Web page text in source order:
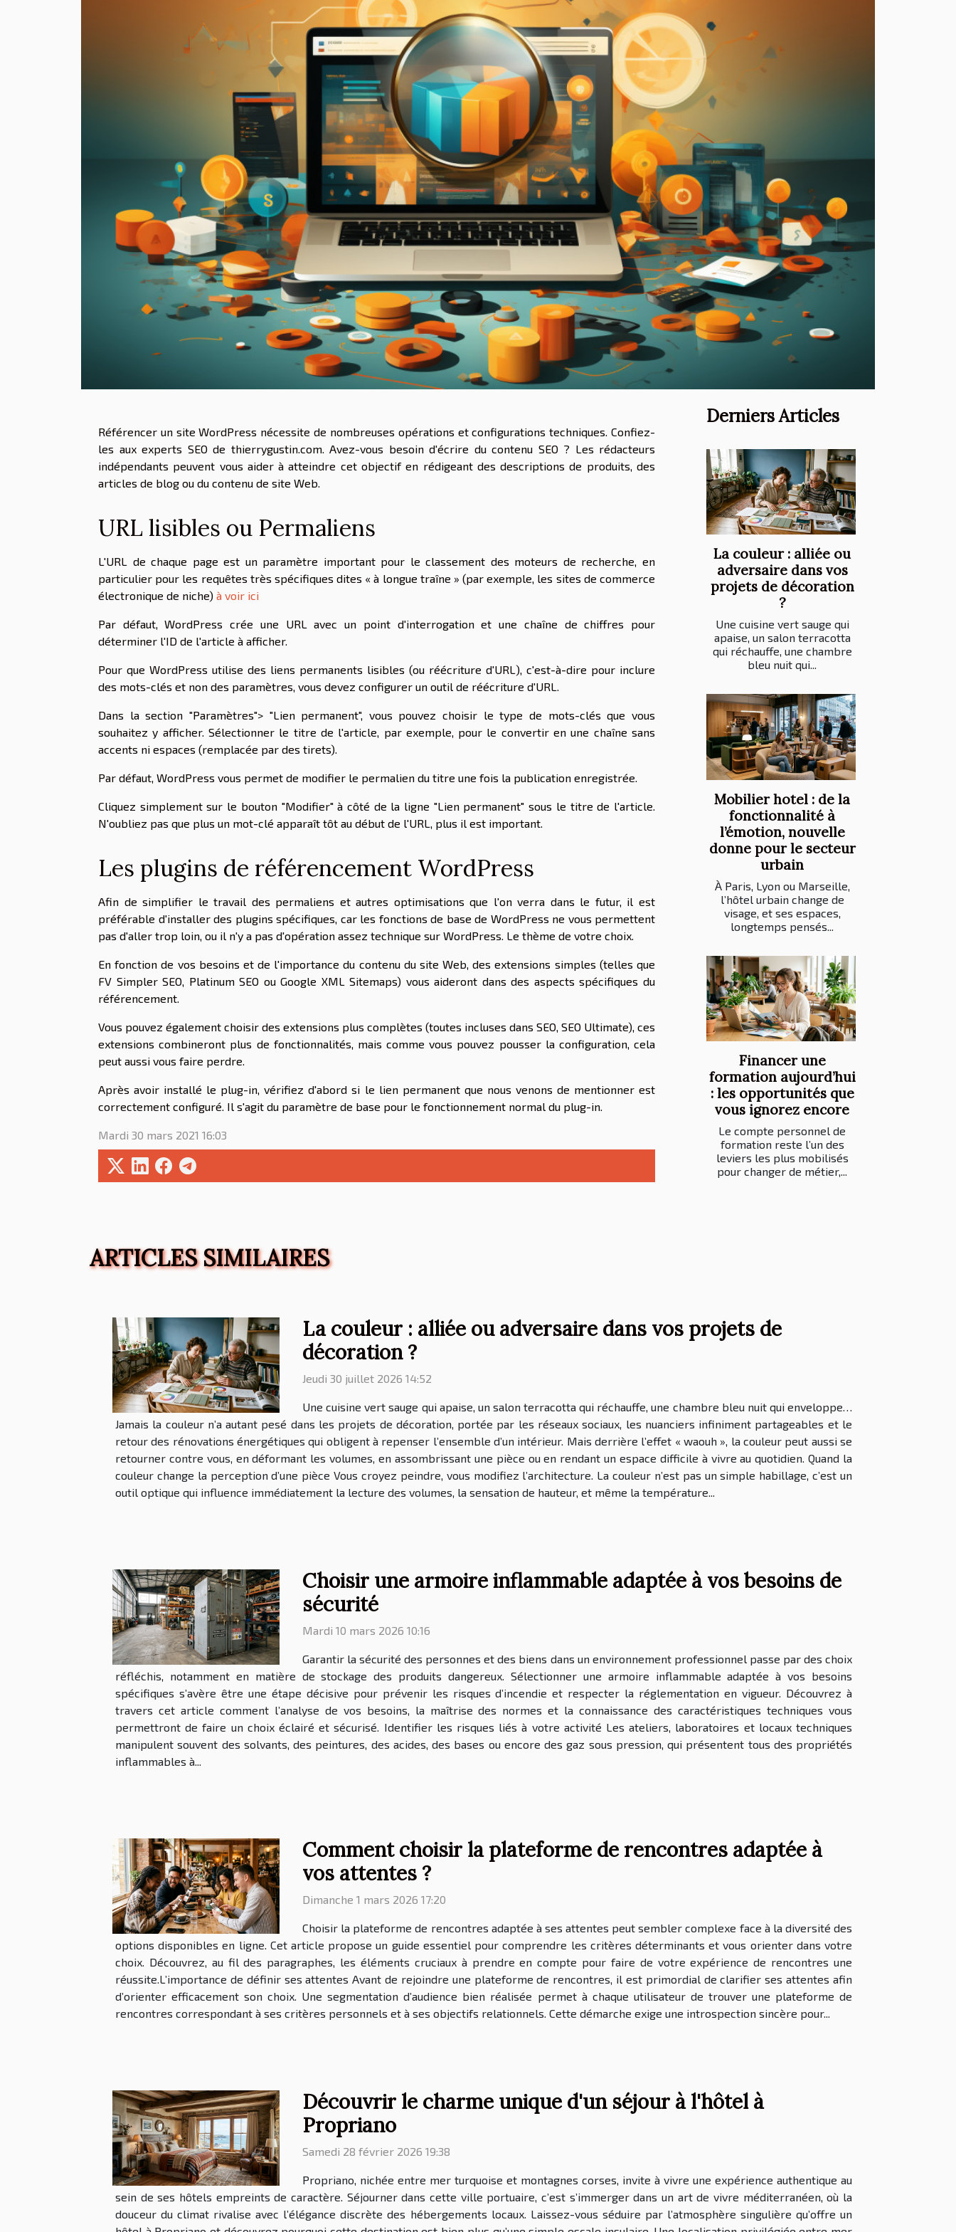
Référencer un site WordPress nécessite de nombreuses opérations et configurations techniques. Confiez-
les aux experts SEO de thierrygustin.com. Avez-vous besoin d'écrire du contenu SEO ? Les rédacteurs
indépendants peuvent vous aider à atteindre cet objectif en rédigeant des descriptions de produits, des
articles de blog ou du contenu de site Web.
URL lisibles ou Permaliens
L'URL de chaque page est un paramètre important pour le classement des moteurs de recherche, en
particulier pour les requêtes très spécifiques dites « à longue traîne » (par exemple, les sites de commerce
électronique de niche) à voir ici
Par défaut, WordPress crée une URL avec un point d'interrogation et une chaîne de chiffres pour
déterminer l'ID de l'article à afficher.
Pour que WordPress utilise des liens permanents lisibles (ou réécriture d'URL), c'est-à-dire pour inclure
des mots-clés et non des paramètres, vous devez configurer un outil de réécriture d'URL.
Dans la section "Paramètres"> "Lien permanent", vous pouvez choisir le type de mots-clés que vous
souhaitez y afficher. Sélectionner le titre de l'article, par exemple, pour le convertir en une chaîne sans
accents ni espaces (remplacée par des tirets).
Par défaut, WordPress vous permet de modifier le permalien du titre une fois la publication enregistrée.
Cliquez simplement sur le bouton "Modifier" à côté de la ligne "Lien permanent" sous le titre de l'article.
N'oubliez pas que plus un mot-clé apparaît tôt au début de l'URL, plus il est important.
Les plugins de référencement WordPress
Afin de simplifier le travail des permaliens et autres optimisations que l'on verra dans le futur, il est
préférable d'installer des plugins spécifiques, car les fonctions de base de WordPress ne vous permettent
pas d'aller trop loin, ou il n'y a pas d'opération assez technique sur WordPress. Le thème de votre choix.
En fonction de vos besoins et de l'importance du contenu du site Web, des extensions simples (telles que
FV Simpler SEO, Platinum SEO ou Google XML Sitemaps) vous aideront dans des aspects spécifiques du
référencement.
Vous pouvez également choisir des extensions plus complètes (toutes incluses dans SEO, SEO Ultimate), ces
extensions combineront plus de fonctionnalités, mais comme vous pouvez pousser la configuration, cela
peut aussi vous faire perdre.
Après avoir installé le plug-in, vérifiez d'abord si le lien permanent que nous venons de mentionner est
correctement configuré. Il s'agit du paramètre de base pour le fonctionnement normal du plug-in.
Mardi 30 mars 2021 16:03
Derniers Articles
La couleur : alliée ou
adversaire dans vos
projets de décoration
?
Une cuisine vert sauge qui
apaise, un salon terracotta
qui réchauffe, une chambre
bleu nuit qui...
Mobilier hotel : de la
fonctionnalité à
l’émotion, nouvelle
donne pour le secteur
urbain
À Paris, Lyon ou Marseille,
l’hôtel urbain change de
visage, et ses espaces,
longtemps pensés...
Financer une
formation aujourd’hui
: les opportunités que
vous ignorez encore
Le compte personnel de
formation reste l’un des
leviers les plus mobilisés
pour changer de métier,...
ARTICLES SIMILAIRES
La couleur : alliée ou adversaire dans vos projets de
décoration ?
Jeudi 30 juillet 2026 14:52
Une cuisine vert sauge qui apaise, un salon terracotta qui réchauffe, une chambre bleu nuit qui enveloppe…
Jamais la couleur n’a autant pesé dans les projets de décoration, portée par les réseaux sociaux, les nuanciers infiniment partageables et le
retour des rénovations énergétiques qui obligent à repenser l’ensemble d’un intérieur. Mais derrière l’effet « waouh », la couleur peut aussi se
retourner contre vous, en déformant les volumes, en assombrissant une pièce ou en rendant un espace difficile à vivre au quotidien. Quand la
couleur change la perception d’une pièce Vous croyez peindre, vous modifiez l’architecture. La couleur n’est pas un simple habillage, c’est un
outil optique qui influence immédiatement la lecture des volumes, la sensation de hauteur, et même la température...
Choisir une armoire inflammable adaptée à vos besoins de
sécurité
Mardi 10 mars 2026 10:16
Garantir la sécurité des personnes et des biens dans un environnement professionnel passe par des choix
réfléchis, notamment en matière de stockage des produits dangereux. Sélectionner une armoire inflammable adaptée à vos besoins
spécifiques s’avère être une étape décisive pour prévenir les risques d’incendie et respecter la réglementation en vigueur. Découvrez à
travers cet article comment l’analyse de vos besoins, la maîtrise des normes et la connaissance des caractéristiques techniques vous
permettront de faire un choix éclairé et sécurisé. Identifier les risques liés à votre activité Les ateliers, laboratoires et locaux techniques
manipulent souvent des solvants, des peintures, des acides, des bases ou encore des gaz sous pression, qui présentent tous des propriétés
inflammables à...
Comment choisir la plateforme de rencontres adaptée à
vos attentes ?
Dimanche 1 mars 2026 17:20
Choisir la plateforme de rencontres adaptée à ses attentes peut sembler complexe face à la diversité des
options disponibles en ligne. Cet article propose un guide essentiel pour comprendre les critères déterminants et vous orienter dans votre
choix. Découvrez, au fil des paragraphes, les éléments cruciaux à prendre en compte pour faire de votre expérience de rencontres une
réussite.L’importance de définir ses attentes Avant de rejoindre une plateforme de rencontres, il est primordial de clarifier ses attentes afin
d’orienter efficacement son choix. Une segmentation d’audience bien réalisée permet à chaque utilisateur de trouver une plateforme de
rencontres correspondant à ses critères personnels et à ses objectifs relationnels. Cette démarche exige une introspection sincère pour...
Découvrir le charme unique d'un séjour à l'hôtel à
Propriano
Samedi 28 février 2026 19:38
Propriano, nichée entre mer turquoise et montagnes corses, invite à vivre une expérience authentique au
sein de ses hôtels empreints de caractère. Séjourner dans cette ville portuaire, c’est s’immerger dans un art de vivre méditerranéen, où la
douceur du climat rivalise avec l’élégance discrète des hébergements locaux. Laissez-vous séduire par l’atmosphère singulière qu’offre un